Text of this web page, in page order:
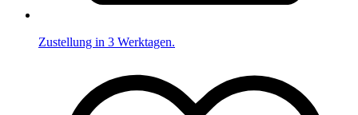
Zustellung in 3 Werktagen.